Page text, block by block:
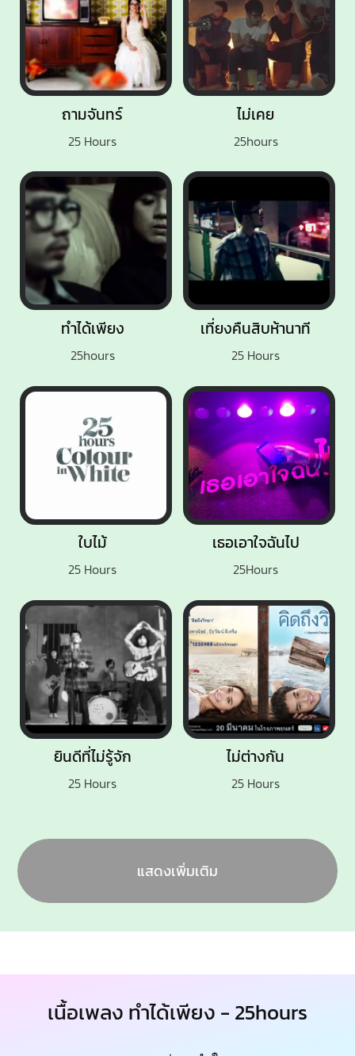
ทำได้เพียง
25hours
ไม่เคย
25hours
ไม่ต่างกัน
25 Hours
ใบไม้
25 Hours
ยินดีที่ไม่รู้จัก
25 Hours
เที่ยงคืนสิบห้านาที
25 Hours
ถามจันทร์
25 Hours
เธอเอาใจฉันไป
25Hours
แสดงเพิ่มเติม
เนื้อเพลง ทำได้เพียง - 25hours